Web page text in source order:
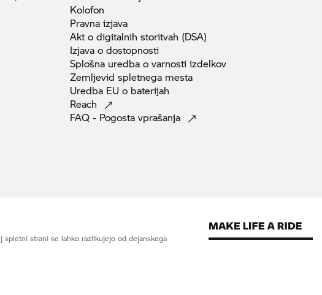
Kolofon
Pravna izjava
Akt o digitalnih storitvah (DSA)
Izjava o dostopnosti
Splošna uredba o varnosti izdelkov
Zemljevid spletnega mesta
Uredba EU o baterijah
Reach
FAQ - Pogosta vprašanja
spletni strani se lahko razlikujejo od dejanskega